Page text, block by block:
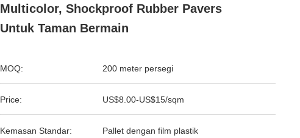
Multicolor, Shockproof Rubber Pavers
Untuk Taman Bermain
MOQ: 200 meter persegi
Price: US$8.00-US$15/sqm
Kemasan Standar: Pallet dengan film plastik